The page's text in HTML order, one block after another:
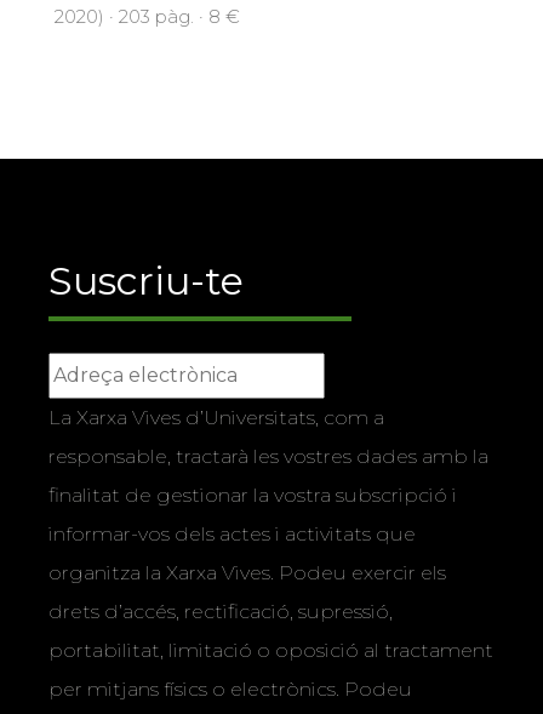
2020) · 203 pàg. · 8 €
Suscriu-te
La Xarxa Vives d’Universitats, com a
responsable, tractarà les vostres dades amb la
finalitat de gestionar la vostra subscripció i
informar-vos dels actes i activitats que
organitza la Xarxa Vives. Podeu exercir els
drets d’accés, rectificació, supressió,
portabilitat, limitació o oposició al tractament
per mitjans físics o electrònics. Podeu